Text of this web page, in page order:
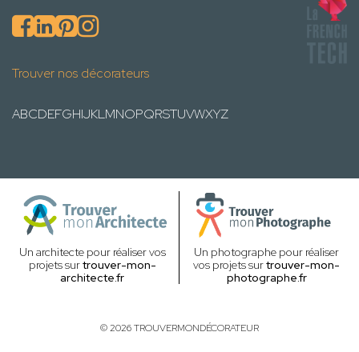
Trouver nos décorateurs
ABCDEFGHIJKLMNOPQRSTUVWXYZ
Un architecte pour réaliser vos
projets surtrouver-mon-
architecte.fr
Un photographe pour réaliser
vos projets surtrouver-mon-
photographe.fr
© 2026 TROUVERMONDÉCORATEUR